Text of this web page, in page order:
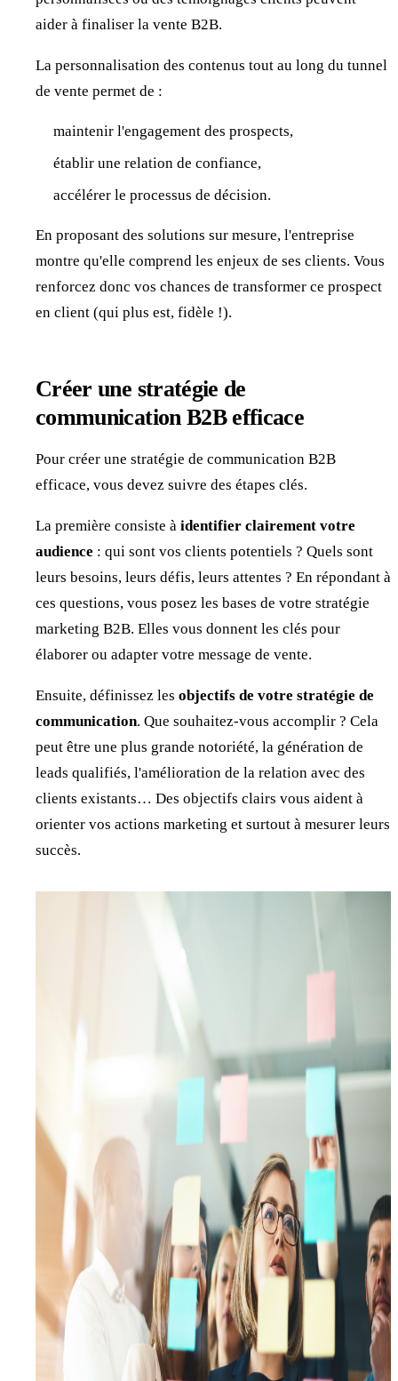
aider à finaliser la vente B2B.
La personnalisation des contenus tout au long du tunnel
de vente permet de :
maintenir l'engagement des prospects,
établir une relation de confiance,
accélérer le processus de décision.
En proposant des solutions sur mesure, l'entreprise
montre qu'elle comprend les enjeux de ses clients. Vous
renforcez donc vos chances de transformer ce prospect
en client (qui plus est, fidèle !).
Créer une stratégie de
communication B2B efficace
Pour créer une stratégie de communication B2B
efficace, vous devez suivre des étapes clés.
La première consiste à identifier clairement votre
audience : qui sont vos clients potentiels ? Quels sont
leurs besoins, leurs défis, leurs attentes ? En répondant à
ces questions, vous posez les bases de votre stratégie
marketing B2B. Elles vous donnent les clés pour
élaborer ou adapter votre message de vente.
Ensuite, définissez les objectifs de votre stratégie de
communication. Que souhaitez-vous accomplir ? Cela
peut être une plus grande notoriété, la génération de
leads qualifiés, l'amélioration de la relation avec des
clients existants… Des objectifs clairs vous aident à
orienter vos actions marketing et surtout à mesurer leurs
succès.